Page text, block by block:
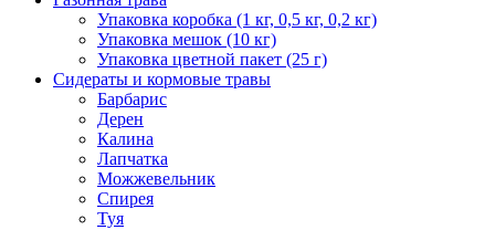
Упаковка коробка (1 кг, 0,5 кг, 0,2 кг)
Упаковка мешок (10 кг)
Упаковка цветной пакет (25 г)
Сидераты и кормовые травы
Барбарис
Дерен
Калина
Лапчатка
Можжевельник
Спирея
Туя